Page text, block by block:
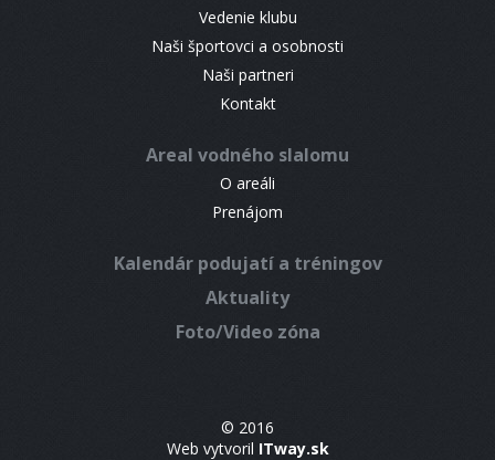
Vedenie klubu
Naši športovci a osobnosti
Naši partneri
Kontakt
Areal vodného slalomu
O areáli
Prenájom
Kalendár podujatí a tréningov
Aktuality
Foto/Video zóna
© 2016
Web vytvoril ITway.sk